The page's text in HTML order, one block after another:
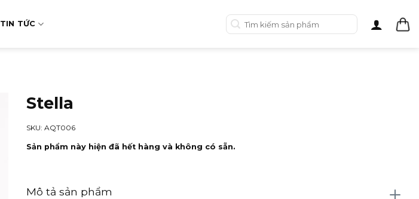
TIN TỨC
Tìm
kiếm:
Stella
SKU: AQT006
Sản phẩm này hiện đã hết hàng và không có sẵn.
Mô tả sản phẩm